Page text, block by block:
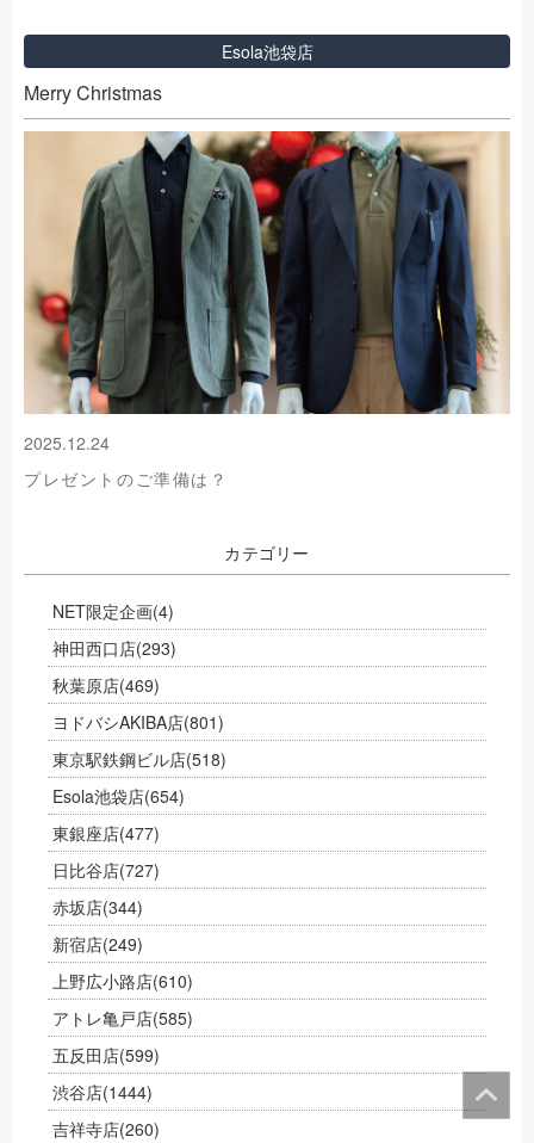
Esola池袋店
Merry Christmas
2025.12.24
プレゼントのご準備は？
カテゴリー
NET限定企画(4)
神田西口店(293)
秋葉原店(469)
ヨドバシAKIBA店(801)
東京駅鉄鋼ビル店(518)
Esola池袋店(654)
東銀座店(477)
日比谷店(727)
赤坂店(344)
新宿店(249)
上野広小路店(610)
アトレ亀戸店(585)
五反田店(599)
渋谷店(1444)
吉祥寺店(260)